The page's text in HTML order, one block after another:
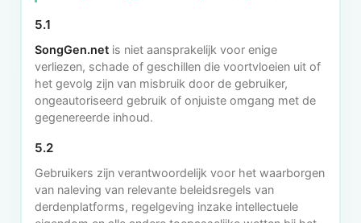
5.1
SongGen.net is niet aansprakelijk voor enige
verliezen, schade of geschillen die voortvloeien uit of
het gevolg zijn van misbruik door de gebruiker,
ongeautoriseerd gebruik of onjuiste omgang met de
gegenereerde inhoud.
5.2
Gebruikers zijn verantwoordelijk voor het waarborgen
van naleving van relevante beleidsregels van
derdenplatforms, regelgeving inzake intellectuele